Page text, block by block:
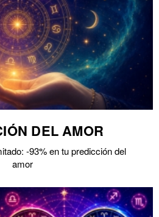
DEL AMOR
-93% en tu predicción del
amor